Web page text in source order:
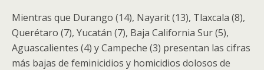
Mientras que Durango (14), Nayarit (13), Tlaxcala (8),
Querétaro (7), Yucatán (7), Baja California Sur (5),
Aguascalientes (4) y Campeche (3) presentan las cifras
más bajas de feminicidios y homicidios dolosos de